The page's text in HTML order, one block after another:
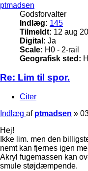
ptmadsen
Godsforvalter
Indlæg: 145
Tilmeldt: 12 aug
Digital: Ja
Scale: H0 - 2-rail
Geografisk sted:
Re: Lim til spor.
Citer
Indlæg af ptmadsen »
Hej!
Ikke lim. men den
nemt kan fjernes igen
Akryl fugemassen kan
smule støjdæmpende.